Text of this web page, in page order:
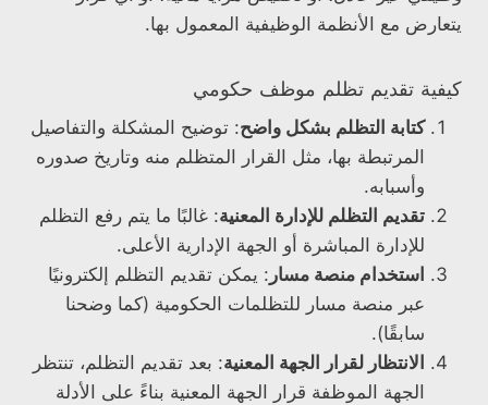
يتعارض مع الأنظمة الوظيفية المعمول بها.
كيفية تقديم تظلم موظف حكومي
كتابة التظلم بشكل واضح: توضيح المشكلة والتفاصيل
المرتبطة بها، مثل القرار المتظلم منه وتاريخ صدوره
وأسبابه.
تقديم التظلم للإدارة المعنية: غالبًا ما يتم رفع التظلم
للإدارة المباشرة أو الجهة الإدارية الأعلى.
استخدام منصة مسار : يمكن تقديم التظلم إلكترونيًا
عبر منصة مسار للتظلمات الحكومية (كما وضحنا
سابقًا).
الانتظار لقرار الجهة المعنية: بعد تقديم التظلم، تنتظر
الجهة الموظفة قرار الجهة المعنية بناءً على الأدلة